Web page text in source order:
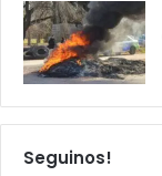
Seguinos!